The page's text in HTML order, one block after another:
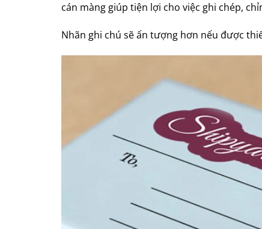
cán màng giúp tiện lợi cho việc ghi chép,
Nhãn ghi chú sẽ ấn tượng hơn nếu được